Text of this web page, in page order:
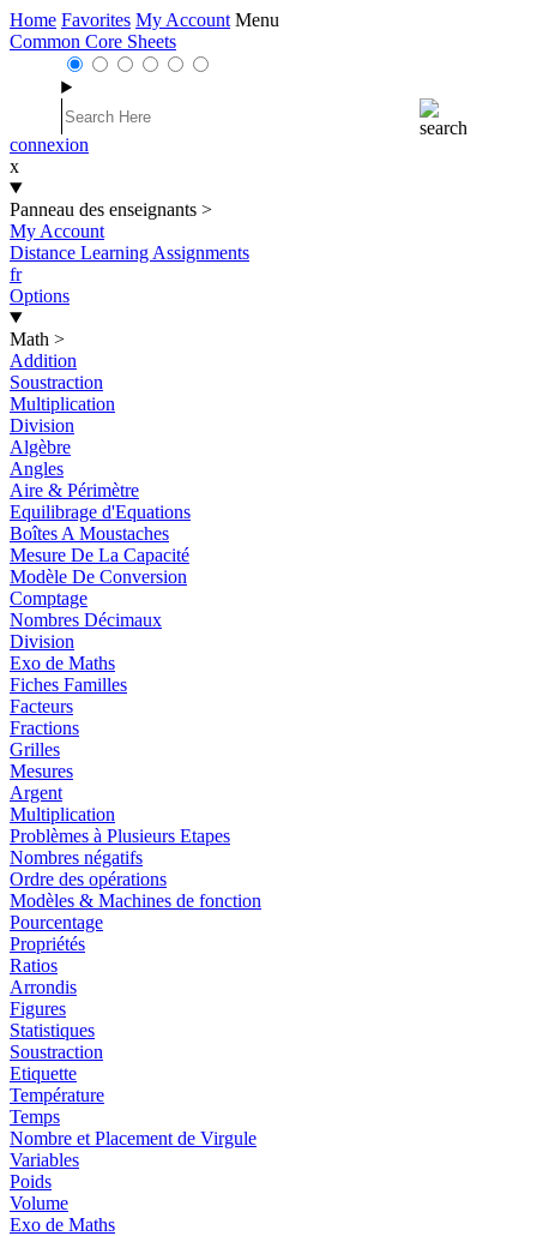
Home Favorites My Account Menu
Common Core Sheets
connexion
x
Panneau des enseignants >
My Account
Distance Learning Assignments
fr
Options
Math >
Addition
Soustraction
Multiplication
Division
Algèbre
Angles
Aire & Périmètre
Equilibrage d'Equations
Boîtes A Moustaches
Mesure De La Capacité
Modèle De Conversion
Comptage
Nombres Décimaux
Division
Exo de Maths
Fiches Familles
Facteurs
Fractions
Grilles
Mesures
Argent
Multiplication
Problèmes à Plusieurs Etapes
Nombres négatifs
Ordre des opérations
Modèles & Machines de fonction
Pourcentage
Propriétés
Ratios
Arrondis
Figures
Statistiques
Soustraction
Etiquette
Température
Temps
Nombre et Placement de Virgule
Variables
Poids
Volume
Exo de Maths